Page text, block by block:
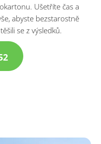
Ušetříte čas a
abyste bezstarostně
se z výsledků.